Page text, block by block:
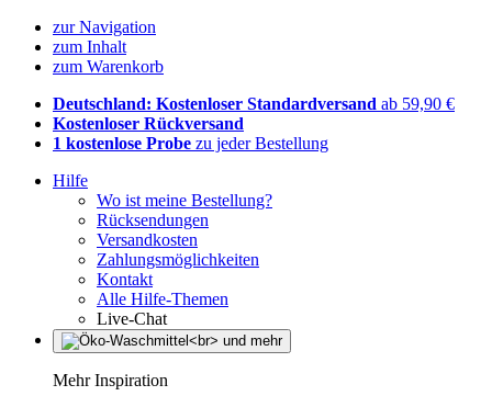
zur Navigation
zum Inhalt
zum Warenkorb
Deutschland: Kostenloser Standardversand ab 59,90 €
Kostenloser Rückversand
1 kostenlose Probe zu jeder Bestellung
Hilfe
Wo ist meine Bestellung?
Rücksendungen
Versandkosten
Zahlungsmöglichkeiten
Kontakt
Alle Hilfe-Themen
Live-Chat
Mehr Inspiration